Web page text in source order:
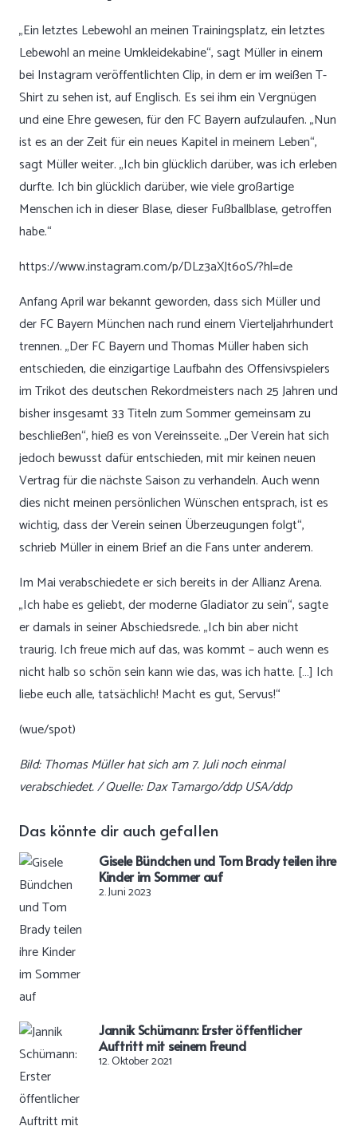
„Ein letztes Lebewohl an meinen Trainingsplatz, ein letztes
Lebewohl an meine Umkleidekabine“, sagt Müller in einem
bei Instagram veröffentlichten Clip, in dem er im weißen T-
Shirt zu sehen ist, auf Englisch. Es sei ihm ein Vergnügen
und eine Ehre gewesen, für den FC Bayern aufzulaufen. „Nun
ist es an der Zeit für ein neues Kapitel in meinem Leben“,
sagt Müller weiter. „Ich bin glücklich darüber, was ich erleben
durfte. Ich bin glücklich darüber, wie viele großartige
Menschen ich in dieser Blase, dieser Fußballblase, getroffen
habe.“
https://www.instagram.com/p/DLz3aXJt6oS/?hl=de
Anfang April war bekannt geworden, dass sich Müller und
der FC Bayern München nach rund einem Vierteljahrhundert
trennen. „Der FC Bayern und Thomas Müller haben sich
entschieden, die einzigartige Laufbahn des Offensivspielers
im Trikot des deutschen Rekordmeisters nach 25 Jahren und
bisher insgesamt 33 Titeln zum Sommer gemeinsam zu
beschließen“, hieß es von Vereinsseite. „Der Verein hat sich
jedoch bewusst dafür entschieden, mit mir keinen neuen
Vertrag für die nächste Saison zu verhandeln. Auch wenn
dies nicht meinen persönlichen Wünschen entsprach, ist es
wichtig, dass der Verein seinen Überzeugungen folgt“,
schrieb Müller in einem Brief an die Fans unter anderem.
Im Mai verabschiedete er sich bereits in der Allianz Arena.
„Ich habe es geliebt, der moderne Gladiator zu sein“, sagte
er damals in seiner Abschiedsrede. „Ich bin aber nicht
traurig. Ich freue mich auf das, was kommt – auch wenn es
nicht halb so schön sein kann wie das, was ich hatte. […] Ich
liebe euch alle, tatsächlich! Macht es gut, Servus!“
(wue/spot)
Bild: Thomas Müller hat sich am 7. Juli noch einmal
verabschiedet. / Quelle: Dax Tamargo/ddp USA/ddp
Das könnte dir auch gefallen
Gisele Bündchen und Tom Brady teilen ihre
Kinder im Sommer auf
2. Juni 2023
Jannik Schümann: Erster öffentlicher
Auftritt mit seinem Freund
12. Oktober 2021